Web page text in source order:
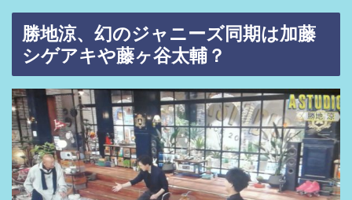
勝地涼、幻のジャニーズ同期は加藤
シゲアキや藤ヶ谷太輔？